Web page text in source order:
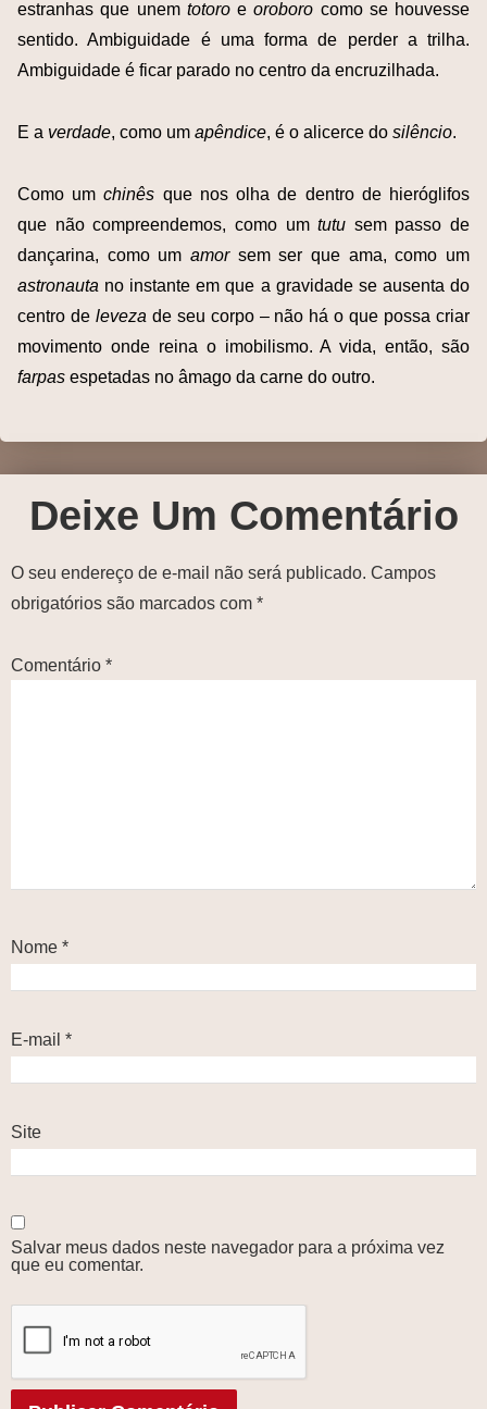
estranhas que unem totoro eoroboro como se houvesse
sentido. Ambiguidade é uma forma de perder a trilha.
Ambiguidade é ficar parado no centro da encruzilhada.
E a verdade, como um apêndice, é o alicerce do silêncio.
Como umchinês que nos olha de dentro de hieróglifos
que não compreendemos, como umtutu sem passo de
dançarina, como um amorsem ser que ama, como um
astronauta no instante em que a gravidade se ausenta do
centro de leveza de seu corpo – não há o que possa criar
movimento onde reina o imobilismo. A vida, então, são
farpas espetadas no âmago da carne do outro.
Deixe Um Comentário
O seu endereço de e-mail não será publicado. Campos
obrigatórios são marcados com *
Comentário *
Nome *
E-mail *
Site
Salvar meus dados neste navegador para a próxima vez
que eu comentar.